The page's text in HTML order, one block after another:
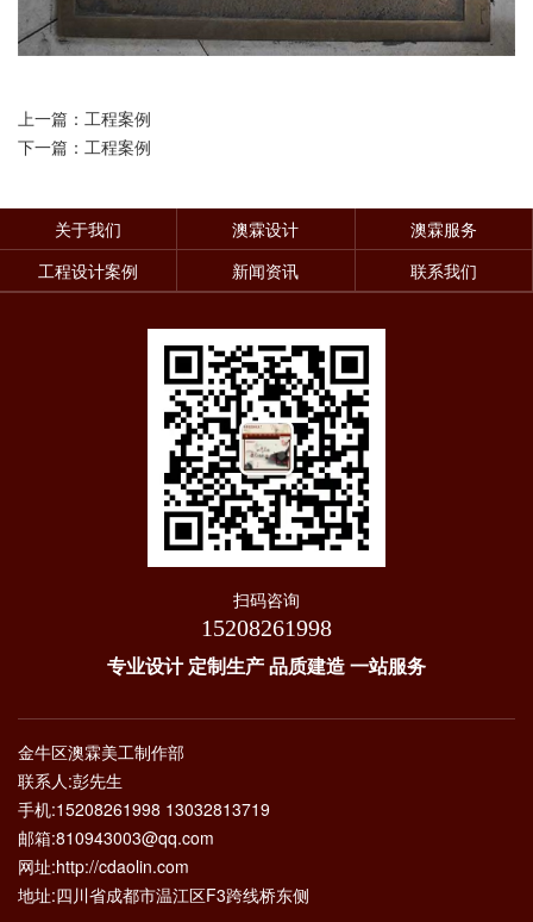
上一篇：工程案例
下一篇：工程案例
关于我们 澳霖设计
澳霖服务
工程设计案例
新闻资讯 联系我们
扫码咨询
15208261998
专业设计 定制生产 品质建造 一站服务
金牛区澳霖美工制作部
联系人:彭先生
手机:15208261998 13032813719
邮箱:810943003@qq.com
网址:http://cdaolin.com
地址:四川省成都市温江区F3跨线桥东侧